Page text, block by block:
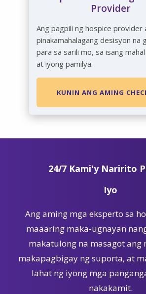
Provider
Ang pagpili ng hospice provider
pinakamahalagang desisyon na
para sa sarili mo, sa isang
at iyong pamilya.
KUNIN ANG AMING
24/7 Kami'y Naririto
Iyo
Ang aming mga eksperto sa
maaaring maka-ugnayan
makatulong na masagot ang
makapagbigay ng suporta, at
lahat ng iyong mga
nakakamit.